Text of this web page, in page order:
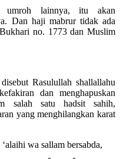
umroh lainnya, itu akan
Dan haji mabrur tidak ada
no. 1773 dan Muslim
Rasulullah shallallahu
dan menghapuskan
salah satu hadsit sahih,
yang menghilangkan karat
wa sallam bersabda,